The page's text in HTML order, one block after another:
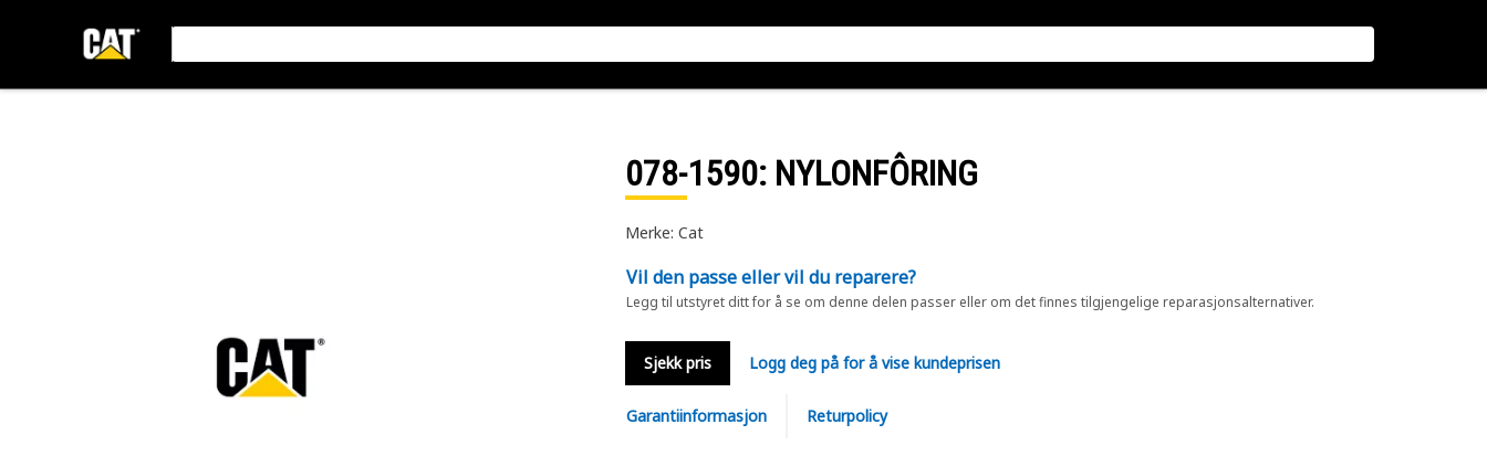
078-1590: NYLONFÔRING
Merke: Cat
Vil den passe eller vil du reparere?
Legg til utstyret ditt for å se om denne delen passer eller om det finnes tilgjengelige reparasjonsalternativer.
Sjekk pris Logg deg på for å vise kundeprisen
Garantiinformasjon Returpolicy